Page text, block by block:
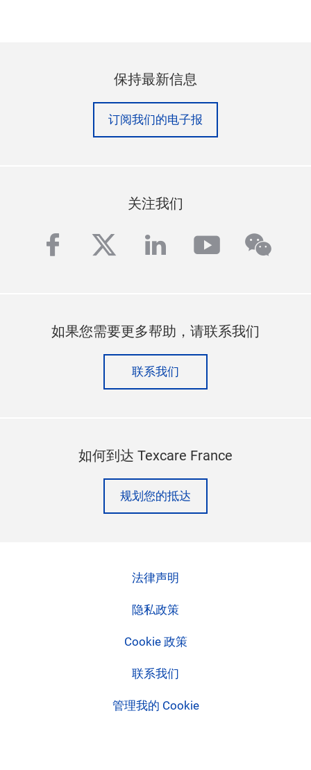
保持最新信息
订阅我们的电子报
关注我们
facebook
twitterlinkedinyoutube
如果您需要更多帮助，请联系我们
联系我们
如何到达 Texcare France
规划您的抵达
法律声明
隐私政策
Cookie 政策
联系我们
管理我的 Cookie